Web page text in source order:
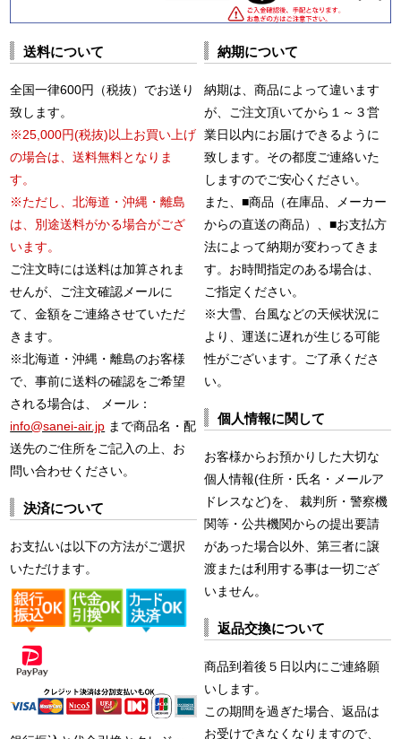
送料について
全国一律600円（税抜）でお送り
致します。
※25,000円(税抜)以上お買い上げ
の場合は、送料無料となりま
す。
※ただし、北海道・沖縄・離島
は、別途送料がかる場合がござ
います。
ご注文時には送料は加算されま
せんが、ご注文確認メールに
て、金額をご連絡させていただ
きます。
※北海道・沖縄・離島のお客様
で、事前に送料の確認をご希望
される場合は、 メール：
info@sanei-air.jp まで商品名・配
送先のご住所をご記入の上、お
問い合わせください。
決済について
お支払いは以下の方法がご選択
いただけます。
納期について
納期は、商品によって違います
が、ご注文頂いてから１～３営
業日以内にお届けできるように
致します。その都度ご連絡いた
しますのでご安心ください。
また、■商品（在庫品、メーカー
からの直送の商品）、■お支払方
法によって納期が変わってきま
す。お時間指定のある場合は、
ご指定ください。
※大雪、台風などの天候状況に
より、運送に遅れが生じる可能
性がございます。ご了承くださ
い。
個人情報に関して
お客様からお預かりした大切な
個人情報(住所・氏名・メールア
ドレスなど)を、 裁判所・警察機
関等・公共機関からの提出要請
があった場合以外、第三者に譲
渡または利用する事は一切ござ
いません。
返品交換について
商品到着後５日以内にご連絡願
いします。
この期間を過ぎた場合、返品は
お受けできなくなりますので、